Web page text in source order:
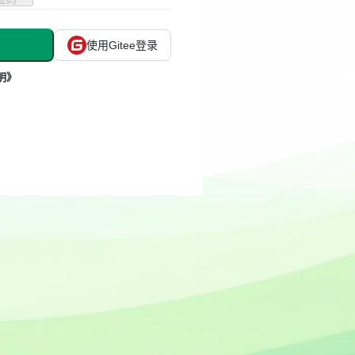
使用Gitee登录
》